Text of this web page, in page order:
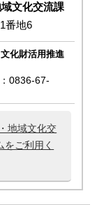
文化交流課
番地6
化財活用推進
0836-67-
地域文化交
ご利用く